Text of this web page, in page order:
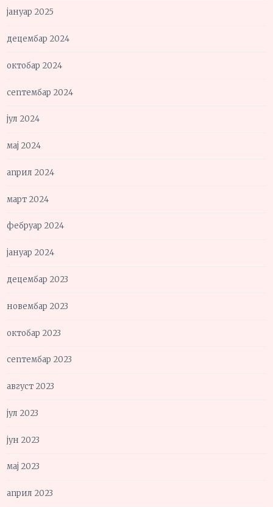
јануар 2025
децембар 2024
октобар 2024
септембар 2024
јул 2024
мај 2024
април 2024
март 2024
фебруар 2024
јануар 2024
децембар 2023
новембар 2023
октобар 2023
септембар 2023
август 2023
јул 2023
јун 2023
мај 2023
април 2023